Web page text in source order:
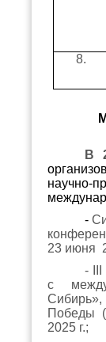
8.
В
научно-
-
23 июня
- I
c
Сибирь»,
Победы
2025 г.;